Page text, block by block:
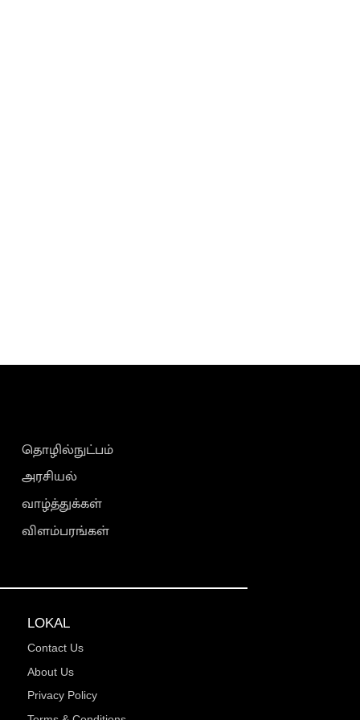
தொழில்நுட்பம்
அரசியல்
வாழ்த்துக்கள்
விளம்பரங்கள்
LOKAL
Contact Us
About Us
Privacy Policy